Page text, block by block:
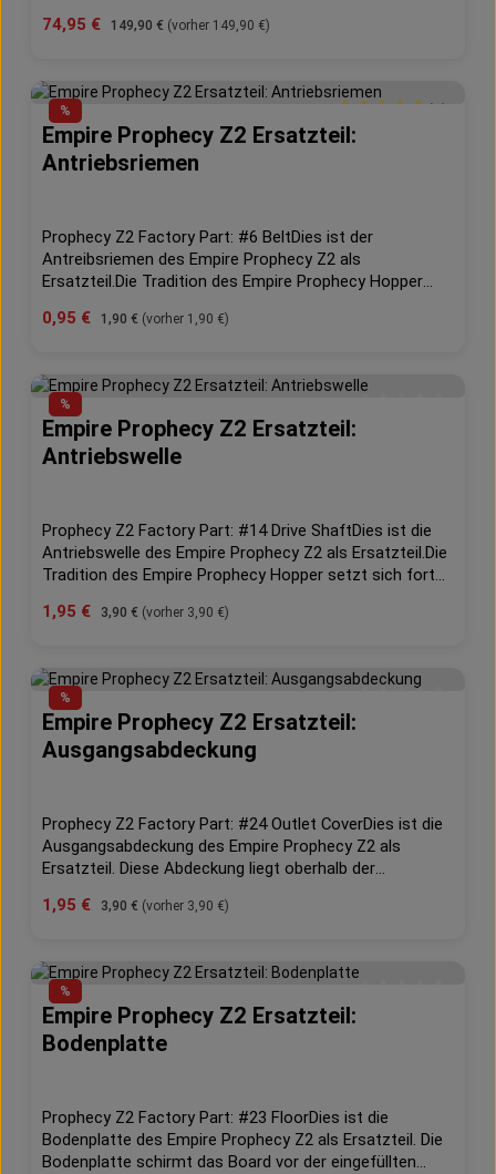
Performance und das auch noch ganz einfach
Lieblingseinstellungen deines Vorbilds von Team
DYNASTY aus dem Internet oder speichere
verschiedene Settings für verschiedene
Bedingungen.Wenn du das Beste aus deinem Equipment
herausholen möchtest, ist das LTD Prophecy Upgrade
Verkaufspreis:
74,95 € Regulärer Preis:
149,90 € (vorher 149,90 €)
%
Durchschnittliche
Empire Prophecy Z2 Ersatzteil:
Antriebsriemen
Prophecy Z2 Factory Part: #6 BeltDies ist der
Antreibsriemen des Empire Prophecy Z2 als
Ersatzteil.Die Tradition des Empire Prophecy Hopper
Z2 Paintball Hoppers. Der Prophecy Z2 Hopper
und er löst selbständig verklemmte Paintballs bevor
diese eine Chance haben Euch die perfekte
Schußsituation zu zerstören.
Verkaufspreis:
0,95 € Regulärer Preis:
1,90 € (vorher 1,90 €)
%
Durchschnittliche
Empire Prophecy Z2 Ersatzteil:
Antriebswelle
Prophecy Z2 Factory Part: #14 Drive ShaftDies ist die
Antriebswelle des Empire Prophecy Z2 als Ersatzteil.Die
Tradition des Empire Prophecy Hopper setzt sich fort
Hoppers. Der Prophecy Z2 Hopper überwacht
selbständig verklemmte Paintballs bevor diese eine
Chance haben Euch die perfekte Schußsituation zu
zerstören.
Verkaufspreis:
1,95 € Regulärer Preis:
3,90 € (vorher 3,90 €)
%
Durchschnittliche
Empire Prophecy Z2 Ersatzteil:
Ausgangsabdeckung
Prophecy Z2 Factory Part: #24 Outlet CoverDies ist die
Ausgangsabdeckung des Empire Prophecy Z2 als
Ersatzteil. Diese Abdeckung liegt oberhalb der
ab.Die Tradition des Empire Prophecy Hopper setzt sich
Hoppers. Der Prophecy Z2 Hopper überwacht
kontinuierlich die Antriebskraft, die Feuerrate und er löst
selbständig verklemmte Paintballs bevor diese eine
Chance haben Euch die perfekte Schußsituation zu
zerstören.
Verkaufspreis:
1,95 € Regulärer Preis:
3,90 € (vorher 3,90 €)
%
Durchschnittliche
Empire Prophecy Z2 Ersatzteil:
Bodenplatte
Prophecy Z2 Factory Part: #23 FloorDies ist die
Bodenplatte des Empire Prophecy Z2 als Ersatzteil. Die
Bodenplatte schirmt das Board vor der eingefüllten